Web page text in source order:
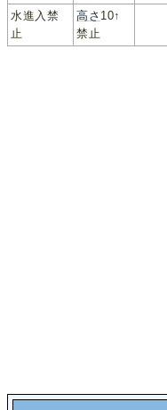
水進入禁
止
高さ 10↑
禁止